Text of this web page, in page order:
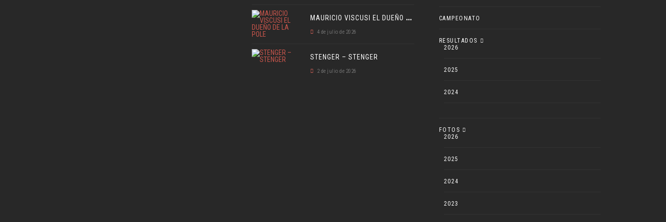
M
AURICIO VISCUSI EL DUEÑO DE LA POLE
4 de julio de 2026
STENGER – STENGER
2 de julio de 2026
CAMPEONATO
RESULTADOS
2026
2025
2024
FOTOS
2026
2025
2024
2023